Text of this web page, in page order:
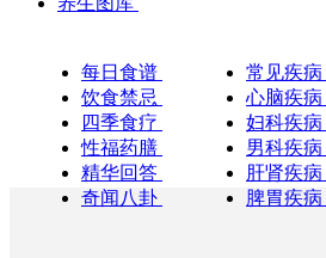
每日食谱
饮食禁忌
四季食疗
性福药膳
精华回答
奇闻八卦
常见疾病
心脑疾病
妇科疾病
男科疾病
肝肾疾病
脾胃疾病